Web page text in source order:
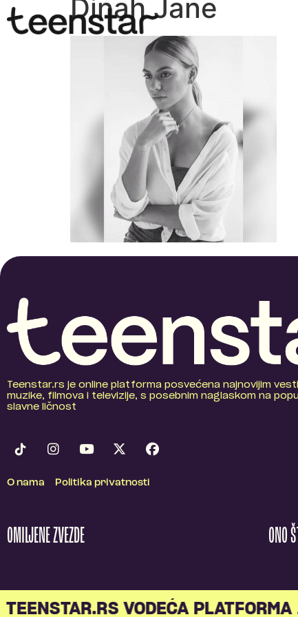
Dinah Jane
Teenstar.rs je online platforma posvećena najnovijim
muzike, filmova i televizije, s posebnim naglaskom na
slavne ličnost
O nama Politika privatnosti
OMILJENE ZVEZDE
TEENSTAR.RS VODEĆA PLATFORMA